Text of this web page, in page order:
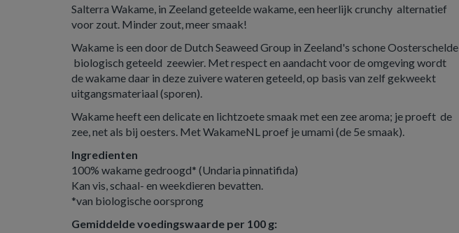
Salterra Wakame, in Zeeland geteelde wakame, een heerlijk crunchy alternatief
voor zout. Minder zout, meer smaak!
Wakame is een door de Dutch Seaweed Group in Zeeland's schone Oosterschelde
biologisch geteeld zeewier. Met respect en aandacht voor de omgeving wordt
de wakame daar in deze zuivere wateren geteeld, op basis van zelf gekweekt
uitgangsmateriaal (sporen).
Wakame heeft een delicate en lichtzoete smaak met een zee aroma; je proeft de
zee, net als bij oesters. Met WakameNL proef je umami (de 5e smaak).
Ingredienten
100% wakame gedroogd* (Undaria pinnatifida)
Kan vis, schaal- en weekdieren bevatten.
*van biologische oorsprong
Gemiddelde voedingswaarde per 100 g: